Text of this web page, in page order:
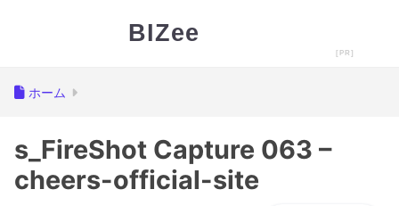
BIZee
ホーム
s_FireShot Capture 063 –
cheers-official-site